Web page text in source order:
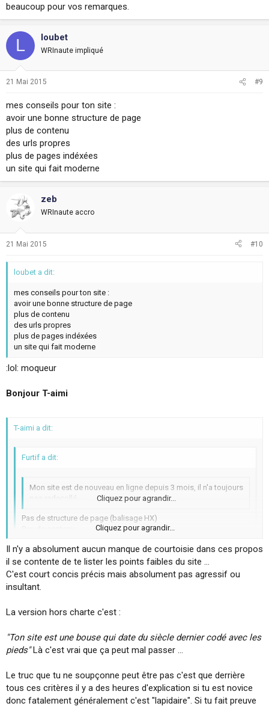
beaucoup pour vos remarques.
L loubet
WRInaute impliqué
21 Mai 2015 #9
mes conseils pour ton site :
avoir une bonne structure de page
plus de contenu
des urls propres
plus de pages indéxées
un site qui fait moderne
zeb
WRInaute accro
21 Mai 2015 #10
loubet a dit:
mes conseils pour ton site :
avoir une bonne structure de page
plus de contenu
des urls propres
plus de pages indéxées
un site qui fait moderne
:lol: moqueur
Bonjour T-aimi
T-aimi a dit:
Furtif a dit:
Mon site est de nouveau en ligne depuis 3 mois, il n'a toujours
pas redecollé.
Cliquez pour agrandir...
Pas de structure de page (balisage HX)
2 pages indexées seulement.
Site obsolete
Cliquez pour agrandir...
Furtif, il me semblait que le règle du forum était de "rester courtois,
Cliquez pour agrandir...
Il n'y a absolument aucun manque de courtoisie dans ces propos
il se contente de te lister les points faibles du site ...
C'est court concis précis mais absolument pas agressif ou
insultant.
La version hors charte c'est :
"Ton site est une bouse qui date du siècle dernier codé avec les
pieds"Là c'est vrai que ça peut mal passer ...
Le truc que tu ne soupçonne peut être pas c'est que derrière
tous ces critères il y a des heures d'explication si tu est novice
donc fatalement généralement c'est "lapidaire". Si tu fait preuve